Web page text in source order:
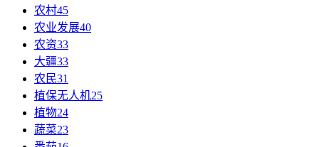
农村45
农业发展40
农资33
大疆33
农民31
植保无人机25
植物24
蔬菜23